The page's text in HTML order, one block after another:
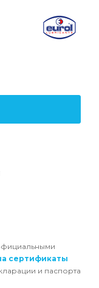
сертификаты
и паспорта